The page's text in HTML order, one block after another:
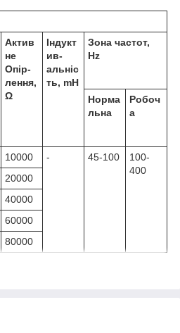
Актив
не
Опір-
лення,
Ω
Індукт
ив-
альніс
ть, mH
Зона частот,
Hz
Норма
льна
Робоч
а
10000 - 45-100
100-
400
20000
40000
60000
80000